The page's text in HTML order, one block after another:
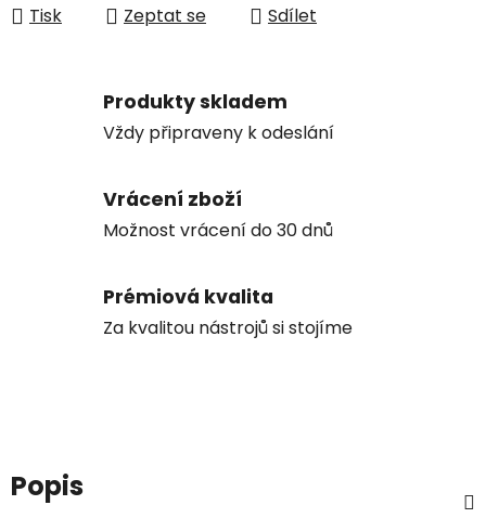
Tisk Zeptat se Sdílet
Produkty skladem
Vždy připraveny k odeslání
Vrácení zboží
Možnost vrácení do 30 dnů
Prémiová kvalita
Za kvalitou nástrojů si stojíme
Popis